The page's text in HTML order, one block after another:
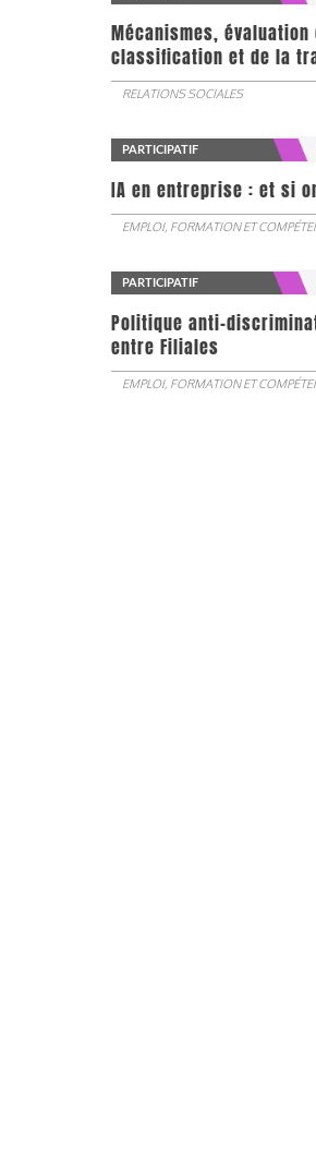
Mécanismes,
classification et de la
RELATIONS SOCIALES
PARTICIPATIF
IA en entreprise : et si
EMPLOI, FORMATION ET
PARTICIPATIF
Politique anti-
entre Filiales
EMPLOI, FORMATION ET